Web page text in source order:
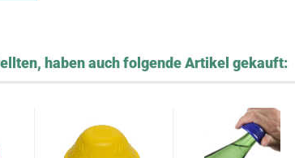
haben auch folgende Artikel gekauft: